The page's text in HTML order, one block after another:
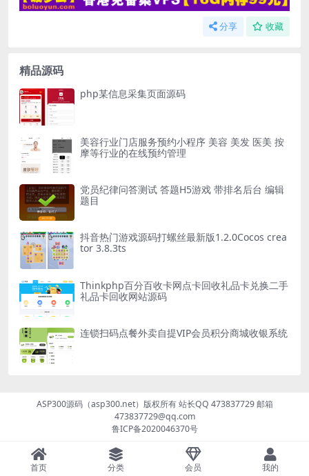
分享 收藏
精品源码
php某信息采集页面源码
美容行业门店服务预约小程序 美容 美发 医美 按
摩等行业的在线预约管理
党员纪律问答测试 答题H5游戏 带排名后台 编辑
题目
抖音热门游戏源码打螺丝最新版1.2.0Cocos crea
tor 3.8.3ts
Thinkphp百分百收卡网点卡回收礼品卡兑换二手
礼品卡回收网站源码
连锁扫码点餐外卖自提VIP会员积分商城收银系统
ASP300源码（asp300.net）版权所有 站长QQ 473837729 邮箱
473837729@qq.com
鲁ICP备2020046370号
首页 分类 会员 我的